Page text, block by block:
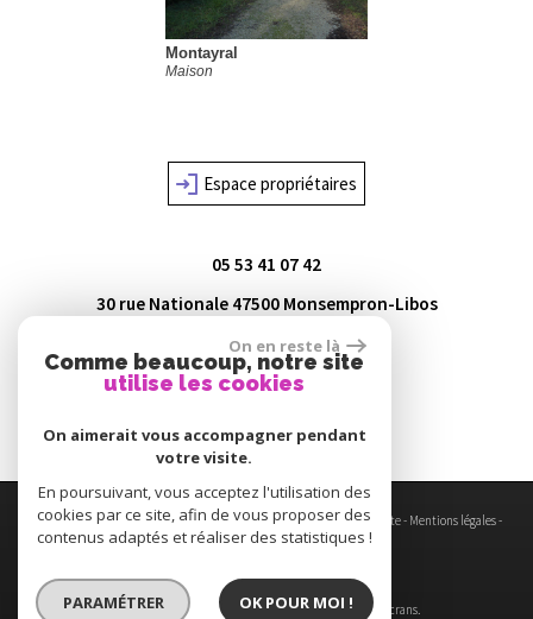
Montayral
Maison
Espace propriétaires
05 53 41 07 42
30 rue Nationale 47500 Monsempron-Libos
agence@lot-immo.com
© 2026 | Tous droits réservés | Traduction powered by Google - Plan du site- Mentions légales-
Nos honoraires- Partenaires- Admin- Toutes nos annonces
Site internet compatible multi-supports,
un seul site adaptable à tous les types d'écrans.
On en reste là
Comme beaucoup, notre site
utilise les cookies
On aimerait vous accompagner pendant
votre visite.
En poursuivant, vous acceptez l'utilisation des
cookies par ce site, afin de vous proposer des
contenus adaptés et réaliser des statistiques !
PARAMÉTRER OK POUR MOI !